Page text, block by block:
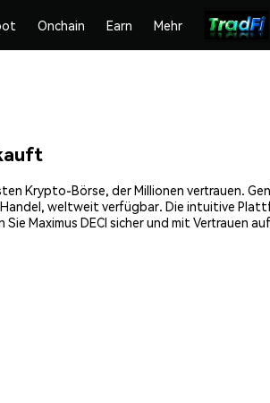
Onchain Earn Mehr
Krypto-Börse, der Millionen vertrauen.
weltweit verfügbar. Die intuitive
Maximus DECI sicher und mit Vertrauen